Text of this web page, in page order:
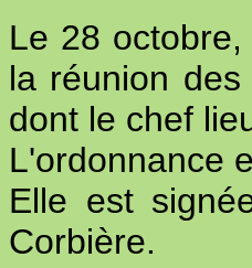
Le 28
la réunion
dont le chef
L'ordonnance
Elle est
Corbière.